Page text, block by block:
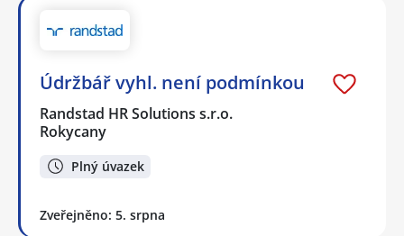
Údržbář vyhl. není podmínkou
Randstad HR Solutions s.r.o.
Rokycany
Plný úvazek
Zveřejněno: 5. srpna